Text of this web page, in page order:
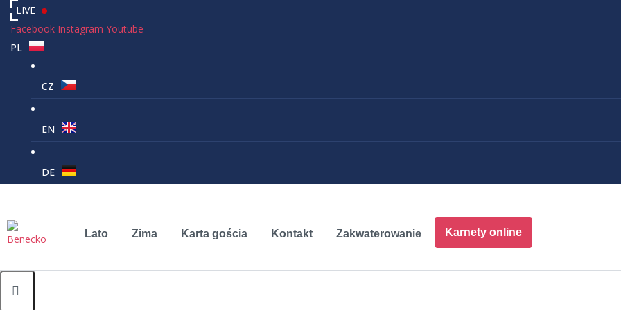
LIVE
Facebook Instagram Youtube
PL
CZ
EN
DE
Lato Zima Karta gościa Kontakt Zakwaterowanie Karnety online